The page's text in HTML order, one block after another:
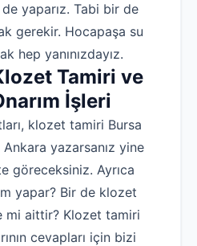
yaparız. Tabi bir de
gerekir. Hocapaşa su
hep yanınızdayız.
Tamiri ve
İşleri
klozet tamiri Bursa
yazarsanız yine
göreceksiniz. Ayrıca
yapar? Bir de klozet
mi aittir? Klozet tamiri
cevapları için bizi